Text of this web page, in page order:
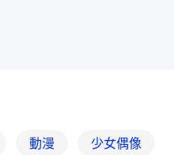
動漫 少女偶像